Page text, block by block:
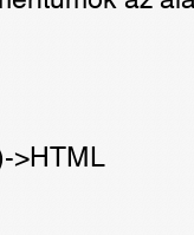
>HTML